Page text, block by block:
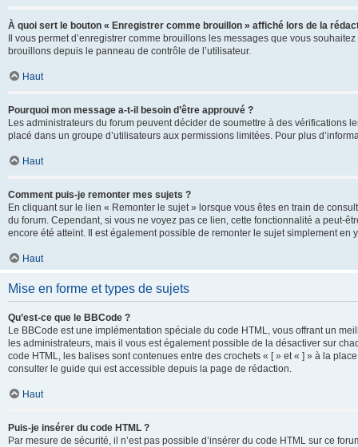
À quoi sert le bouton « Enregistrer comme brouillon » affiché lors de la
Il vous permet d’enregistrer comme brouillons les messages que vous
brouillons depuis le panneau de contrôle de l’utilisateur.
Haut
Pourquoi mon message a-t-il besoin d’être approuvé ?
Les administrateurs du forum peuvent décider de soumettre à des vérifications
placé dans un groupe d’utilisateurs aux permissions limitées. Pour plus
Haut
Comment puis-je remonter mes sujets ?
En cliquant sur le lien « Remonter le sujet » lorsque vous êtes en train de
du forum. Cependant, si vous ne voyez pas ce lien, cette fonctionnalité a peut-
encore été atteint. Il est également possible de remonter le sujet simplement
Haut
Mise en forme et types de sujets
Qu’est-ce que le BBCode ?
Le BBCode est une implémentation spéciale du code HTML, vous offrant un
les administrateurs, mais il vous est également possible de la désactiver sur
code HTML, les balises sont contenues entre des crochets « [ » et « ] » à la
consulter le guide qui est accessible depuis la page de rédaction.
Haut
Puis-je insérer du code HTML ?
Par mesure de sécurité, il n’est pas possible d’insérer du code HTML sur ce